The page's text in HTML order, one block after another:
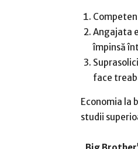
Angajata
împinsă
face
Economia la
studii